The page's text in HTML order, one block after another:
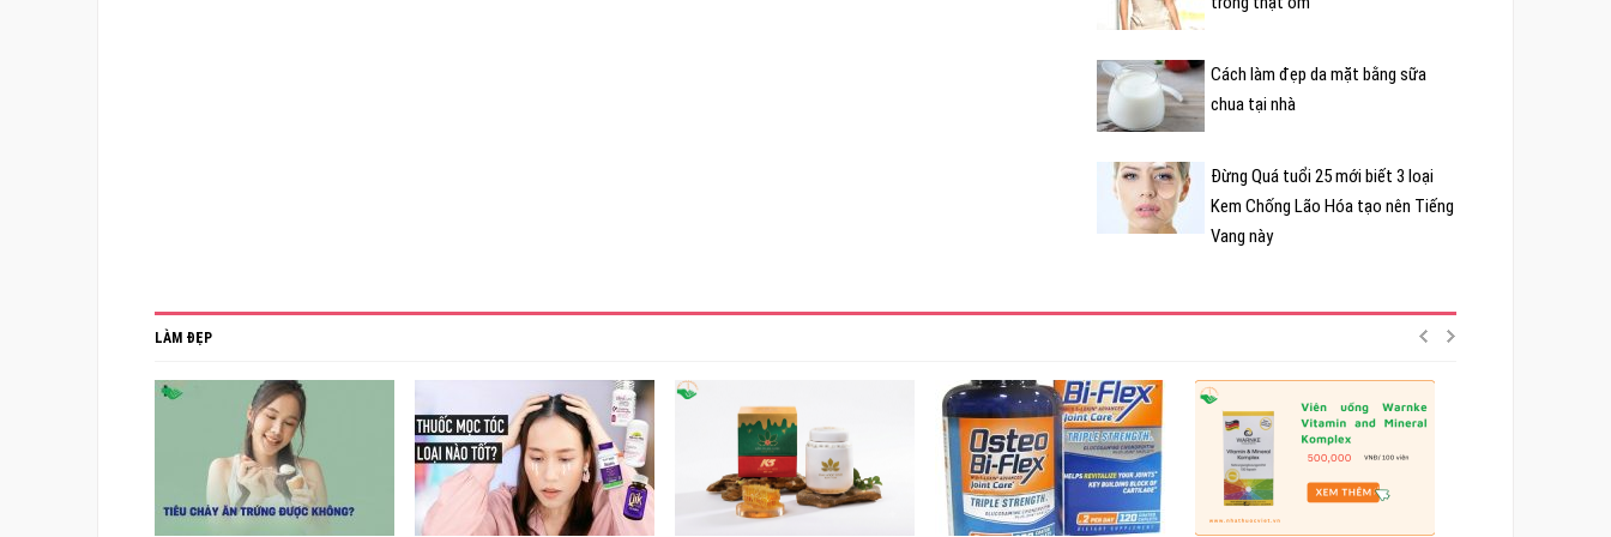
Cách làm đẹp da mặt bằng sữa
chua tại nhà
Đừng Quá tuổi 25 mới biết 3 loại
Kem Chống Lão Hóa tạo nên Tiếng
Vang này
LÀM ĐẸP